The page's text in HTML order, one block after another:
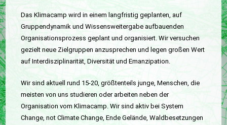
Das Klimacamp wird in einem langfristig geplanten, auf
Gruppendynamik und Wissensweitergabe aufbauenden
Organisationsprozess geplant und organisiert. Wir versuchen
gezielt neue Zielgruppen anzusprechen und legen großen Wert
auf Interdisziplinarität, Diversität und Emanzipation.
Wir sind aktuell rund 15-20, größtenteils junge, Menschen, die
meisten von uns studieren oder arbeiten neben der
Organisation vom Klimacamp. Wir sind aktiv bei System
Change, not Climate Change, Ende Gelände, Waldbesetzungen